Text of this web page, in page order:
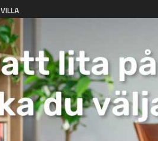
VILLA